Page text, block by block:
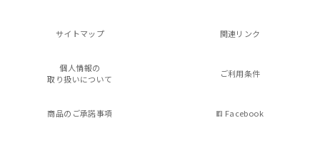
サイトマップ 関連リンク
個人情報の
取り扱いについて
ご利用条件
商品のご承諾事項 Facebook